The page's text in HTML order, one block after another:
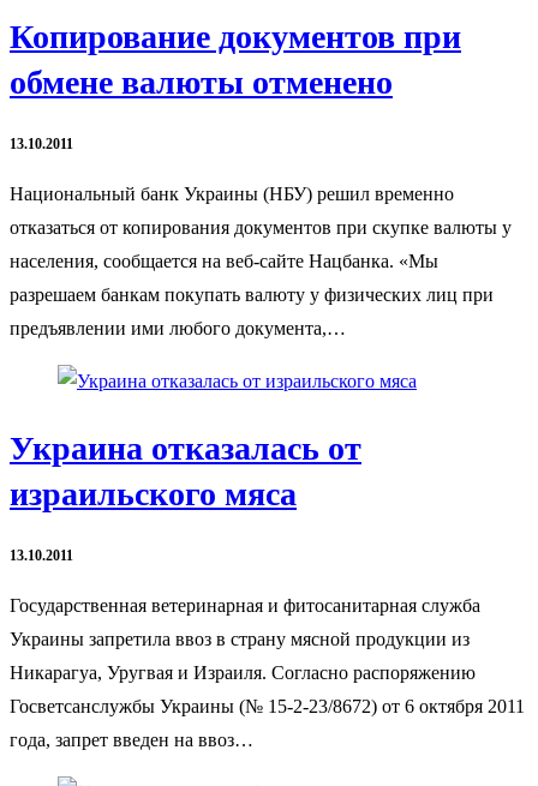
Копирование документов при
обмене валюты отменено
13.10.2011
Национальный банк Украины (НБУ) решил временно
отказаться от копирования документов при скупке валюты у
населения, сообщается на веб-сайте Нацбанка. «Мы
разрешаем банкам покупать валюту у физических лиц при
предъявлении ими любого документа,…
Украина отказалась от
израильского мяса
13.10.2011
Государственная ветеринарная и фитосанитарная служба
Украины запретила ввоз в страну мясной продукции из
Никарагуа, Уругвая и Израиля. Согласно распоряжению
Госветсанслужбы Украины (№ 15-2-23/8672) от 6 октября 2011
года, запрет введен на ввоз…